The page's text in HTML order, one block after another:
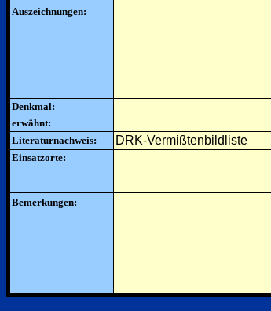
Auszeichnungen:
Denkmal:
erwähnt:
Literaturnachweis:
DRK-Vermißtenbildliste
Einsatzorte:
Bemerkungen: